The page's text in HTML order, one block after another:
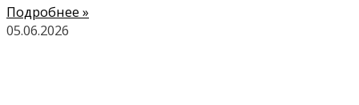
Подробнее »
05.06.2026